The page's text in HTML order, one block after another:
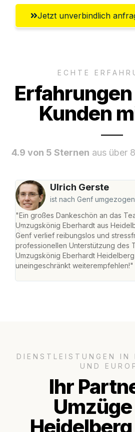
Jetzt unverbindlich
ECHTE
Kunden
4.9 von 5 Sternen aus über
Ulrich Gerste
ist nach Genf umgezogen
"Ein großes Dankeschön an das
Umzugskönig Eberhardt aus
Genf verlief reibungslos und
professionellen Unterstützung des
Umzugskönig Eberhardt
uneingeschränkt weiterempfehlen!"
DIENSTLEISTUNGEN IN
UND
Ihr